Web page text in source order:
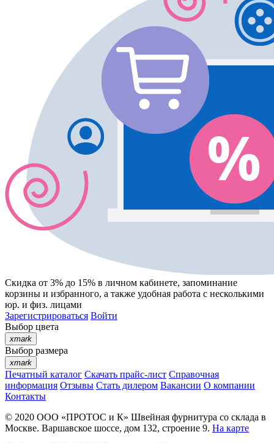
Скидка от 3% до 15% в личном кабинете, запоминание
корзины и избранного, а также удобная работа с несколькими
юр. и физ. лицами
Зарегистрироваться Войти
Выбор цвета
xmark
Выбор размера
xmark
Печатный каталог Скачать прайс-лист Справочная
информация Отзывы Стать дилером Вакансии О компании
Контакты
© 2020 ООО «ПРОТОС и К» Швейная фурнитура со склада в
Москве. Варшавское шоссе, дом 132, строение 9. На карте